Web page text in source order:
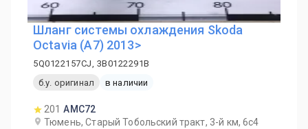
Шланг системы охлаждения Skoda
Octavia (A7) 2013>
5Q0122157CJ, 3B0122291B
б.у. оригинал
в наличии
201 AMC72
Тюмень, Старый Тобольский тракт, 3-й км, 6с4